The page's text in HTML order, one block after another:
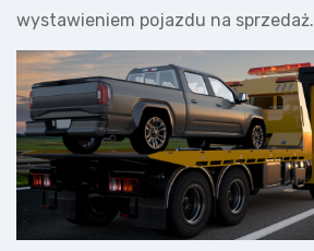
wystawieniem pojazdu na sprzedaż.